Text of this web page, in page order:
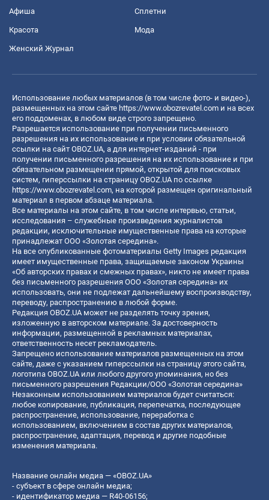
Афиша Сплетни
Красота Мода
Женский Журнал
Использование любых материалов (в том числе фото- и видео-),
размещенных на этом сайте https://www.obozrevatel.com и на всех
его поддоменах, в любом виде строго запрещено.
Разрешается использование при получении письменного
разрешения на их использование и при условии обязательной
ссылки на сайт OBOZ.UA, а для интернет-изданий - при
получении письменного разрешения на их использование и при
обязательном размещении прямой, открытой для поисковых
систем, гиперссылки на страницу OBOZ.UA по ссылке
https://www.obozrevatel.com, на которой размещен оригинальный
материал в первом абзаце материала.
Все материалы на этом сайте, в том числе интервью, статьи,
исследования – служебные произведения журналистов
редакции, исключительные имущественные права на которые
принадлежат ООО «Золотая середина».
На все опубликованные фотоматериалы Getty Images редакция
имеет имущественные права, защищаемые законом Украины
«Об авторских правах и смежных правах», никто не имеет права
без письменного разрешения ООО «Золотая середина» их
использовать, они не подлежат дальнейшему воспроизводству,
переводу, распространению в любой форме.
Редакция OBOZ.UA может не разделять точку зрения,
изложенную в авторском материале. За достоверность
информации, размещенной в рекламных материалах,
ответственность несет рекламодатель.
Запрещено использование материалов размещенных на этом
сайте, даже с указанием гиперссылки на страницу этого сайта,
логотипа OBOZ.UA или любого другого упоминания, но без
письменного разрешения Редакции/ООО «Золотая середина»
Незаконным использованием материалов будет считаться:
любое копирование, публикация, перепечатка, последующее
распространение, использование, переработка с
использованием, включением в состав других материалов,
распространение, адаптация, перевод и другие подобные
изменения материала.
Название онлайн медиа — «OBOZ.UA»
- субъект в сфере онлайн медиа;
- идентификатор медиа — R40-06156;